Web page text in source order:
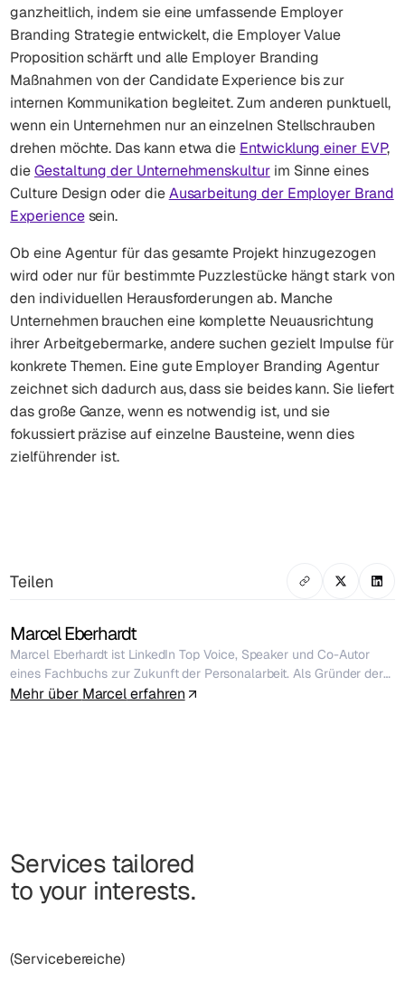
ganzheitlich, indem sie eine umfassende Employer
Branding Strategie entwickelt, die Employer Value
Proposition schärft und alle Employer Branding
Maßnahmen von der Candidate Experience bis zur
internen Kommunikation begleitet. Zum anderen punktuell,
wenn ein Unternehmen nur an einzelnen Stellschrauben
drehen möchte. Das kann etwa die Entwicklung einer EVP,
dieGestaltung der Unternehmenskulturim Sinne eines
Culture Design oder dieAusarbeitung der Employer Brand
Experiencesein.
Ob eine Agentur für das gesamte Projekt hinzugezogen
wird oder nur für bestimmte Puzzlestücke hängt stark von
den individuellen Herausforderungen ab. Manche
Unternehmen brauchen eine komplette Neuausrichtung
ihrer Arbeitgebermarke, andere suchen gezielt Impulse für
konkrete Themen. Eine gute Employer Branding Agentur
zeichnet sich dadurch aus, dass sie beides kann. Sie liefert
das große Ganze, wenn es notwendig ist, und sie
fokussiert präzise auf einzelne Bausteine, wenn dies
zielführender ist.
Teilen
Marcel Eberhardt
Marcel Eberhardt ist LinkedIn Top Voice, Speaker und Co-Autor
eines Fachbuchs zur Zukunft der Personalarbeit. Als Gründer der
auf Employer Branding spezialisierten Beratung stråling hilft er
Mehr über Marcelerfahren
Services tailored
to your interests.
(Servicebereiche)